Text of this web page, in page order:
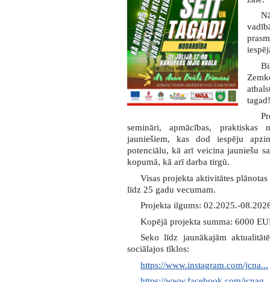
semināri, apmācības, praktiskas
jauniešiem, kas dod iespēju
potenciālu, kā arī veicina jauniešu
kopumā, kā arī darba tirgū.
Visas projekta aktivitātes
līdz 25 gadu vecumam.
Projekta ilgums: 02.2025.-
Kopējā projekta summa: 6000
Seko līdz jaunākajām
sociālajos tīklos:
https://www.instagram.com/jcna...